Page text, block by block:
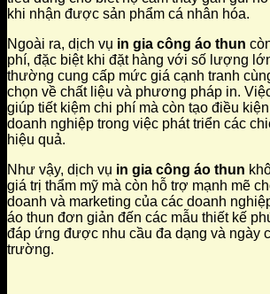
khi nhận được sản phẩm cá nhân hóa.
Ngoài ra, dịch vụ in gia công áo thun
phí, đặc biệt khi đặt hàng với số lượng
thường cung cấp mức giá cạnh tranh
chọn về chất liệu và phương pháp in.
giúp tiết kiệm chi phí mà còn tạo điều
doanh nghiệp trong việc phát triển các
hiệu quả.
Như vậy, dịch vụ in gia công áo thun
giá trị thẩm mỹ mà còn hỗ trợ mạnh mẽ
doanh và marketing của các doanh
áo thun đơn giản đến các mẫu thiết kế
đáp ứng được nhu cầu đa dạng và ngày
trường.